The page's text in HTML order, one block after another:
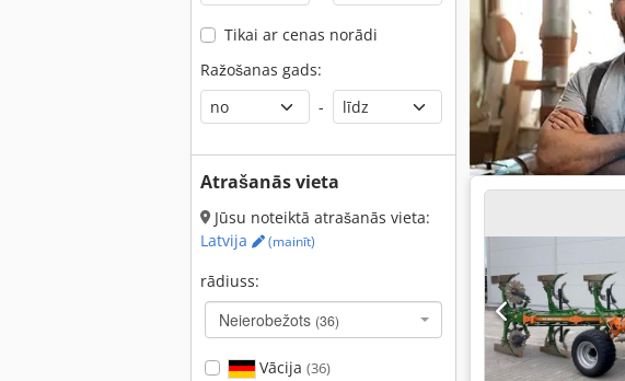
Tikai ar cenas norādi
Ražošanas gads:
-
Atrašanās vieta
Jūsu noteiktā atrašanās vieta:
Latvija
(mainīt)
rādiuss:
Neierobežots (36)
Vācija (36)